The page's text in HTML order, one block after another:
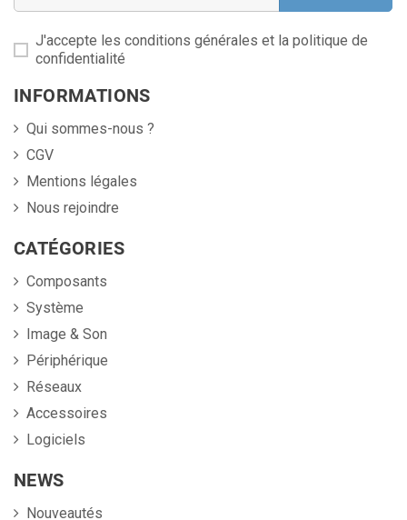
J'accepte les conditions générales et la politique de
confidentialité
INFORMATIONS
Qui sommes-nous ?
CGV
Mentions légales
Nous rejoindre
CATÉGORIES
Composants
Système
Image & Son
Périphérique
Réseaux
Accessoires
Logiciels
NEWS
Nouveautés